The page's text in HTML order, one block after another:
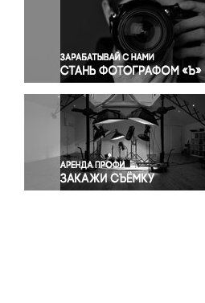
Политика
Правосудие
Происшествия и конфликты
Религия
Светская жизнь
Спорт
Экология
Экономика и бизнес